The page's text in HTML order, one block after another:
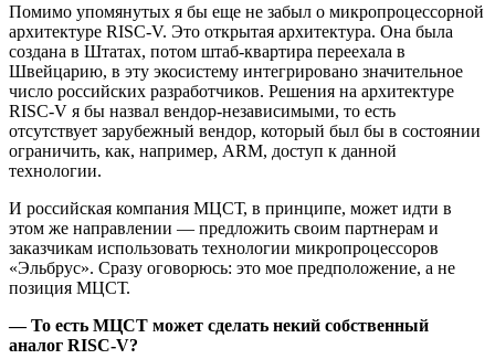
Помимо упомянутых я бы еще не забыл о микропроцессорной
архитектуре RISC-V. Это открытая архитектура. Она была
создана в Штатах, потом штаб-квартира переехала в
Швейцарию, в эту экосистему интегрировано значительное
число российских разработчиков. Решения на архитектуре
RISC-V я бы назвал вендор-независимыми, то есть
отсутствует зарубежный вендор, который был бы в состоянии
ограничить, как, например, ARM, доступ к данной
технологии.
И российская компания МЦСТ, в принципе, может идти в
этом же направлении — предложить своим партнерам и
заказчикам использовать технологии микропроцессоров
«Эльбрус». Сразу оговорюсь: это мое предположение, а не
позиция МЦСТ.
— То есть МЦСТ может сделать некий собственный
аналог RISC-V?